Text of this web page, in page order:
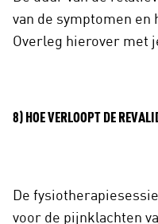
van de symptomen en
Overleg hierover met
8) HOE VERLOOPT DE
De
voor de pijnklachten